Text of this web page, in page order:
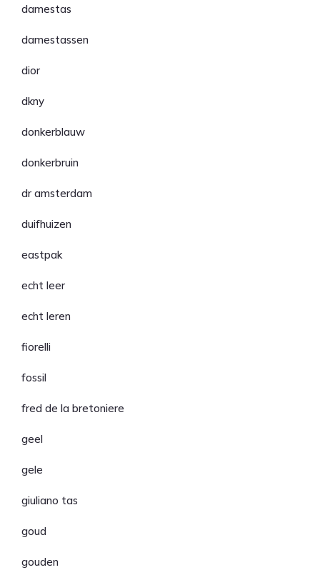
damestas
damestassen
dior
dkny
donkerblauw
donkerbruin
dr amsterdam
duifhuizen
eastpak
echt leer
echt leren
fiorelli
fossil
fred de la bretoniere
geel
gele
giuliano tas
goud
gouden